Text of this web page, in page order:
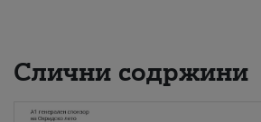
Слични содржини